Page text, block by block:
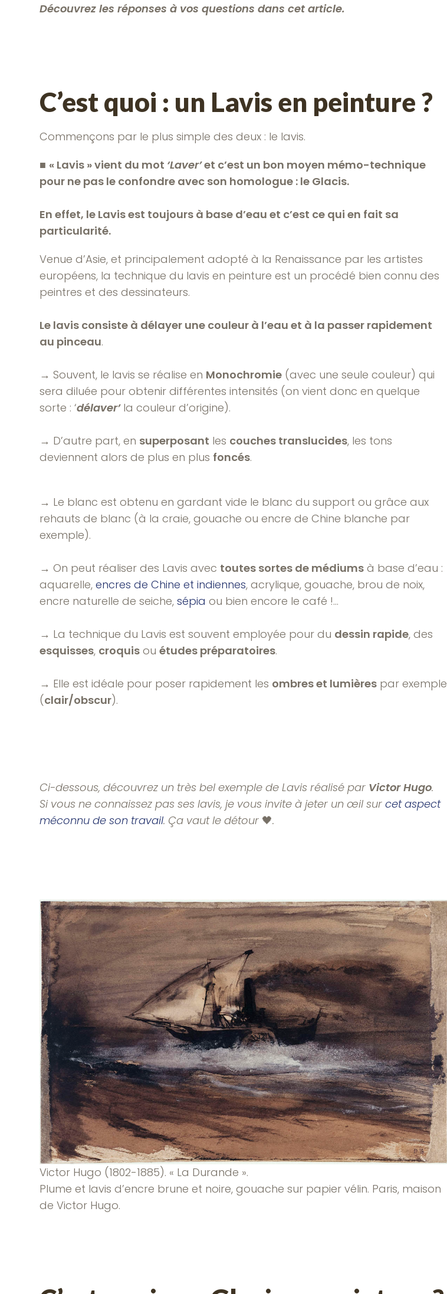
Découvrez les réponses à vos questions dans cet article.
C’est quoi : un Lavis en peinture ?
Commençons par le plus simple des deux : le lavis.
■ « Lavis » vient du mot ‘Laver’et c’est un bon moyen mémo-technique
pour ne pas le confondre avec son homologue : le Glacis.
En effet, le Lavis est toujours à base d’eau et c’est ce qui en fait sa
particularité.
Venue d’Asie, et principalement adopté à la Renaissance par les artistes
européens, la technique du lavis en peinture est un procédé bien connu des
peintres et des dessinateurs.
Le lavis consiste à délayer une couleur à l’eau et à la passer rapidement
au pinceau.
→ Souvent, le lavis se réalise en Monochromie (avec une seule couleur) qui
sera diluée pour obtenir différentes intensités (on vient donc en quelque
sorte : ‘délaver’la couleur d’origine).
→ D’autre part, en superposant les couches translucides, les tons
deviennent alors de plus en plus foncés.
→ Le blanc est obtenu en gardant vide le blanc du support ou grâce aux
rehauts de blanc (à la craie, gouache ou encre de Chine blanche par
exemple).
→ On peut réaliser des Lavis avec toutes sortes de médiums à base d’eau :
aquarelle,encres de Chine et indiennes, acrylique, gouache, brou de noix,
encre naturelle de seiche,sépia ou bien encore le café !…
→ La technique du Lavis est souvent employée pour du dessin rapide, des
esquisses, croquis ouétudes préparatoires.
→ Elle est idéale pour poser rapidement les ombres et lumières par exemple
(clair/obscur).
Ci-dessous, découvrez un très bel exemple de Lavis réalisé par Victor Hugo.
Si vous ne connaissez pas ses lavis, je vous invite à jeter un œil surcet aspect
méconnu de son travail. Ça vaut le détour 🖤.
Victor Hugo (1802-1885). « La Durande ».
Plume et lavis d’encre brune et noire, gouache sur papier vélin. Paris, maison
de Victor Hugo.